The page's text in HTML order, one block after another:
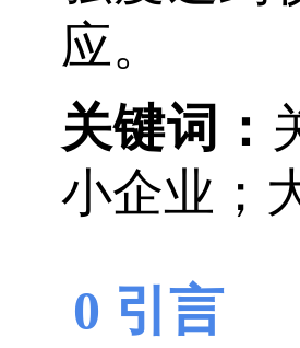
应。
关键词 ：
小企业；
0 引言